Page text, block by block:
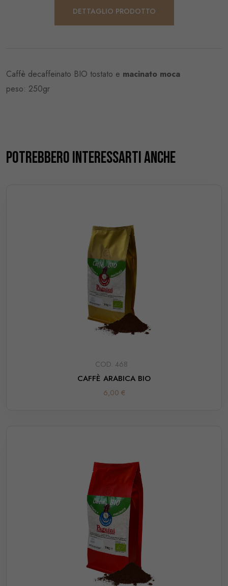
DETTAGLIO PRODOTTO
Caffè decaffeinato BIO tostato e macinato moca
peso: 250gr
Potrebbero interessarti anche
COD. 468
CAFFÈ ARABICA BIO
6,00 €